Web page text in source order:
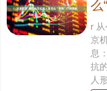
么
r
京
息
抗
人